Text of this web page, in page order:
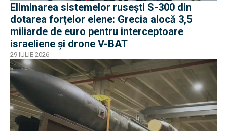
Eliminarea sistemelor rusești S-300 din
dotarea forțelor elene: Grecia alocă 3,5
miliarde de euro pentru interceptoare
israeliene și drone V-BAT
29 IULIE 2026